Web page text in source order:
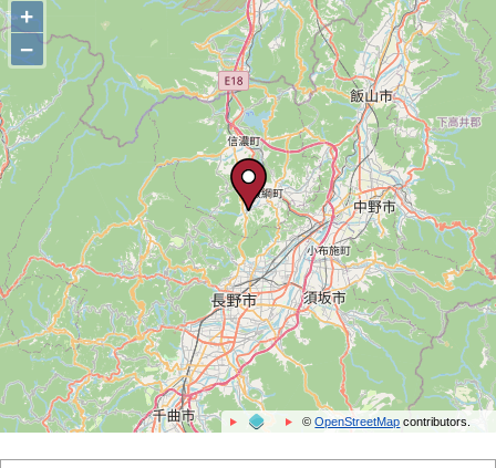
+
−
©OpenStreetMap contributors.